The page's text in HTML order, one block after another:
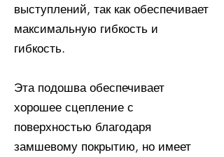
выступлений, так как обеспечивает
максимальную гибкость и
гибкость.
Эта подошва обеспечивает
хорошее сцепление с
поверхностью благодаря
замшевому покрытию, но имеет